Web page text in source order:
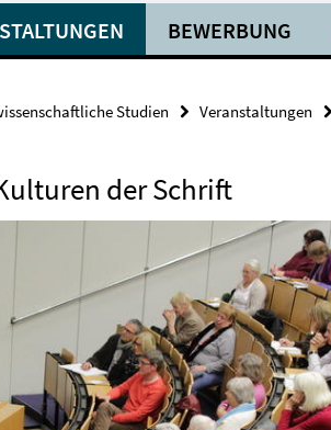
BEWERBUNG
Studien Veranstaltungen
der Schrift